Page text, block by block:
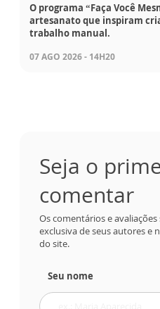
O programa “Faça Você
artesanato que inspiram
trabalho manual.
07 AGO 2026 - 14H20
Seja o
comentar
Os comentários e
exclusiva de seus autores e
do site.
Seu nome